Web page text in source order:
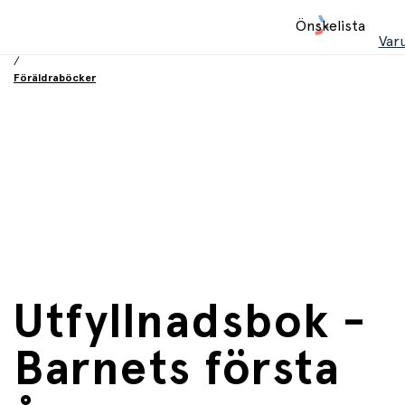
Önskelista
/
Föräldraböcker
Utfyllnadsbok -
Barnets första